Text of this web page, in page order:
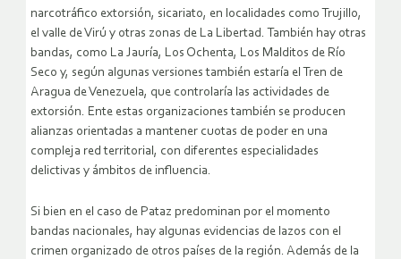
narcotráfico extorsión, sicariato, en localidades como Trujillo,
el valle de Virú y otras zonas de La Libertad. También hay otras
bandas, como La Jauría, Los Ochenta, Los Malditos de Río
Seco y, según algunas versiones también estaría el Tren de
Aragua de Venezuela, que controlaría las actividades de
extorsión. Ente estas organizaciones también se producen
alianzas orientadas a mantener cuotas de poder en una
compleja red territorial, con diferentes especialidades
delictivas y ámbitos de influencia.
Si bien en el caso de Pataz predominan por el momento
bandas nacionales, hay algunas evidencias de lazos con el
crimen organizado de otros países de la región. Además de la